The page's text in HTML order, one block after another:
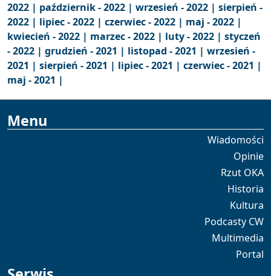
2022 | październik - 2022 | wrzesień - 2022 | sierpień -
2022 | lipiec - 2022 | czerwiec - 2022 | maj - 2022 |
kwiecień - 2022 | marzec - 2022 | luty - 2022 | styczeń
- 2022 | grudzień - 2021 | listopad - 2021 | wrzesień -
2021 | sierpień - 2021 | lipiec - 2021 | czerwiec - 2021 |
maj - 2021 |
Menu
Wiadomości
Opinie
Rzut OKA
Historia
Kultura
Podcasty CW
Multimedia
Portal